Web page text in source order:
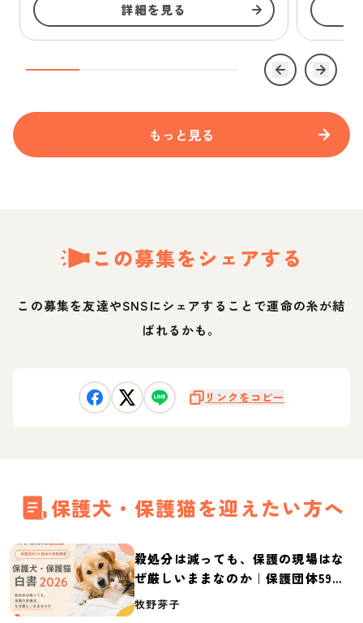
詳細を見る
もっと見る
この募集をシェアする
この募集を友達やSNSにシェアすることで運命の糸が結
ばれるかも。
リンクをコピー
保護犬・保護猫を迎えたい方へ
殺処分は減っても、保護の現場はな
ぜ厳しいままなのか｜保護団体59団
体の実態調査【保護犬・保護猫白書
牧野芽子